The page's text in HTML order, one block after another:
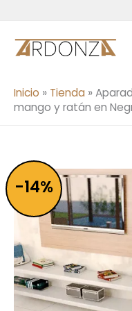
contenido
Inicio » Tienda »
mango y ratán en
-14%
El
precio
era:
Aparador
"Cross-
BL"
madera
de
mango
y